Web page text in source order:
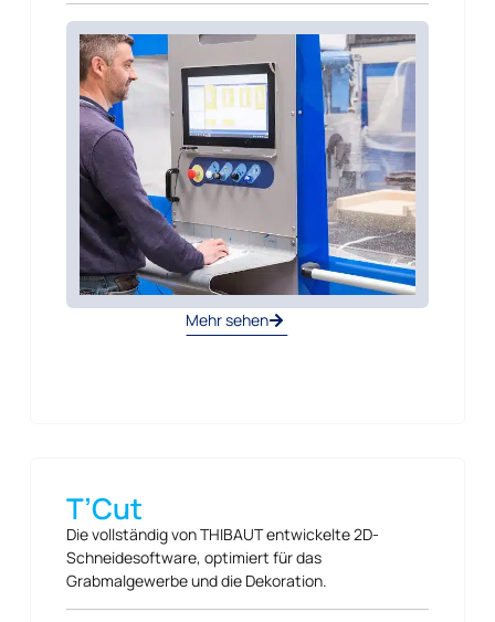
Mehr sehen
T’Cut
Die vollständig von THIBAUT entwickelte 2D-
Schneidesoftware, optimiert für das
Grabmalgewerbe und die Dekoration.